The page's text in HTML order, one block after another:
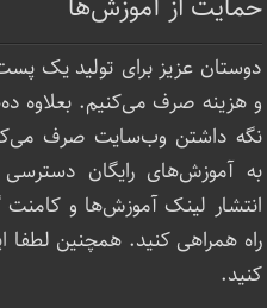
دوستان عزیز برای تولید یک
و هزینه صرف می‌کنیم. بعلاوه
نگه داشتن وب‌سایت صرف
به آموزش‌های رایگان
انتشار لینک‌ آموزش‌ها و کامنت
راه همراهی کنید. همچنین لطفا
کنید.